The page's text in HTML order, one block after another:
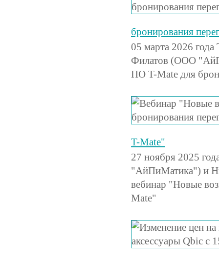
бронирования
05 марта 2026
Филатов (ООО
ПО T-Mate для
T-Mate"
27 ноября 2025
"АйПиМатика") и
вебинар "Новые
Mate"